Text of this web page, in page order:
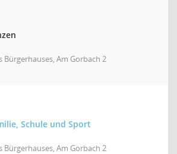
Bürgerhauses, Am Gorbach 2
Schule und Sport
Bürgerhauses, Am Gorbach 2